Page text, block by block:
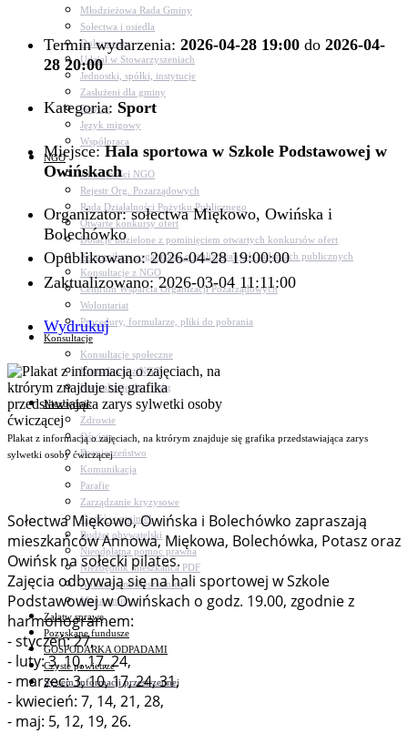
Młodzieżowa Rada Gminy
Sołectwa i osiedla
Dokumenty
Udział w Stowarzyszeniach
Jednostki, spółki, instytucje
Zasłużeni dla gminy
Petycje
Język migowy
Współpraca
NGO
Aktualności NGO
Rejestr Org. Pozarządowych
Rada Działalności Pożytku Publicznego
Otwarte konkursy ofert
Dotacje udzielone z pominięciem otwartych konkursów ofert
Komunikaty organizacji o realizowanych zadaniach publicznych
Konsultacje z NGO
Centrum Wsparcia Organizacji Pozarządowych
Wolontariat
Procedury, formularze, pliki do pobrania
Konsultacje
Konsultacje społeczne
Konsultacje z NGO
Konsultacje dot. dróg
Niezbędnik
Zdrowie
Oświata
Bezpieczeństwo
Komunikacja
Parafie
Zarządzanie kryzysowe
C.ześć w gminie!
Budżet obywatelski
Nieodpłatna pomoc prawna
Niezbędnik mieszkańca PDF
Aplikacja mMieszkaniec
Mapa gminy
Załatw sprawę
Pozyskane fundusze
GOSPODARKA ODPADAMI
Czyste powietrze
System Informacji przestrzennej
Termin wydarzenia: 2026-04-28 19:00 do 2026-04-
28 20:00
Kategoria: Sport
Miejsce:Hala sportowa w Szkole Podstawowej w
Owińskach
Organizator: sołectwa Miękowo, Owińska i
Bolechówko
Opublikowano: 2026-04-28 19:00:00
Zaktualizowano: 2026-03-04 11:11:00
Wydrukuj
Plakat z informacją o zajęciach, na ktrórym znajduje się grafika przedstawiająca zarys
sylwetki osoby ćwiczącej
Sołectwa Miękowo, Owińska i Bolechówko zapraszają
mieszkańców Annowa, Miękowa, Bolechówka, Potasz oraz
Owińsk na sołecki pilates.
Zajęcia odbywają się na hali sportowej w Szkole
Podstawowej w Owińskach o godz. 19.00, zgodnie z
harmonogramem:
- styczeń: 27,
- luty: 3, 10, 17, 24,
- marzec: 3, 10, 17, 24, 31,
- kwiecień: 7, 14, 21, 28,
- maj: 5, 12, 19, 26.